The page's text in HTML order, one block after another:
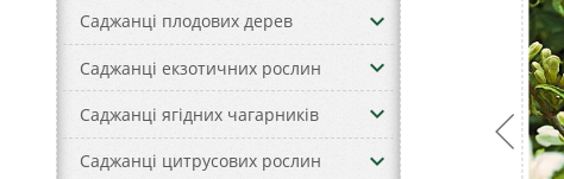
Саджанці плодових дерев keyboard_arrow_down
Саджанці екзотичних рослин keyboard_arrow_down
Саджанці ягідних чагарників keyboard_arrow_down
Саджанці цитрусових рослин keyboard_arrow_down